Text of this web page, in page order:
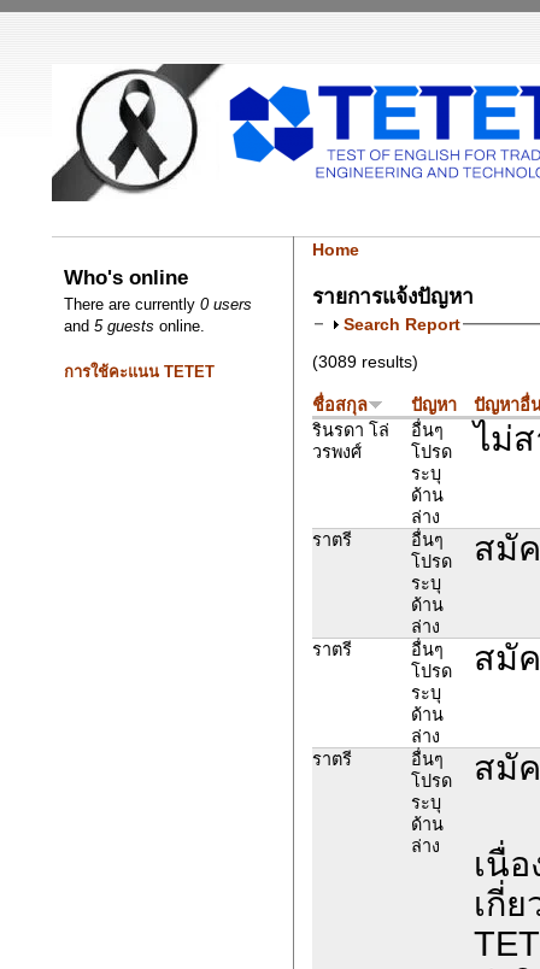
Who's online
There are currently0 users
and5 guests online.
การใช้คะแนน TETET
Home
รายการแจ้งปัญหา
Search Report
(3089 results)
ชื่อสกุล ปัญหา
ปัญหาอื่
รินรดา โล่
วรพงศ์
อื่นๆ
โปรด
ระบุ
ด้าน
ล่าง
ไม่
ราตรี
อื่นๆ
โปรด
ระบุ
ด้าน
ล่าง
สมั
ราตรี
อื่นๆ
โปรด
ระบุ
ด้าน
ล่าง
สมั
ราตรี
อื่นๆ
โปรด
ระบุ
ด้าน
ล่าง
สมั
เนื่
เกี่